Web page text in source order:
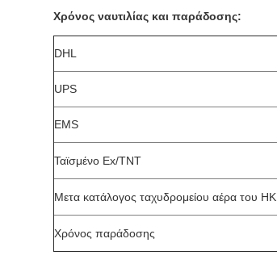
Χρόνος ναυτιλίας και παράδοσης:
DHL
UPS
EMS
Ταϊσμένο Ex/TNT
Μετα κατάλογος ταχυδρομείου αέρα του HK
Χρόνος παράδοσης